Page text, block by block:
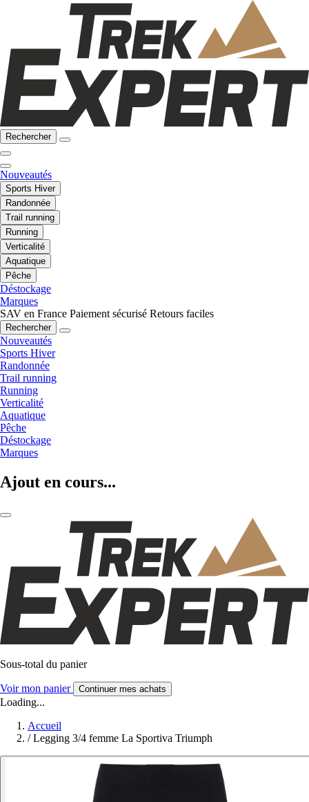
Rechercher
Nouveautés
Sports Hiver
Randonnée
Trail running
Running
Verticalité
Aquatique
Pêche
Déstockage
Marques
SAV en France Paiement sécurisé Retours faciles
Rechercher
Nouveautés
Sports Hiver
Randonnée
Trail running
Running
Verticalité
Aquatique
Pêche
Déstockage
Marques
Ajout en cours...
Sous-total du panier
Voir mon panier Continuer mes achats
Loading...
Accueil
/ Legging 3/4 femme La Sportiva Triumph